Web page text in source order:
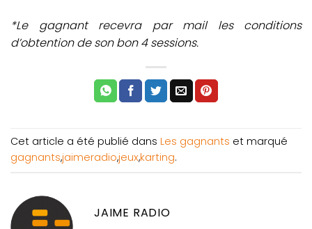
*Le gagnant recevra par mail les conditions
d’obtention de son bon 4 sessions.
Cet article a été publié dans Les gagnants et marqué
gagnants,jaimeradio,jeux,karting.
JAIME RADIO